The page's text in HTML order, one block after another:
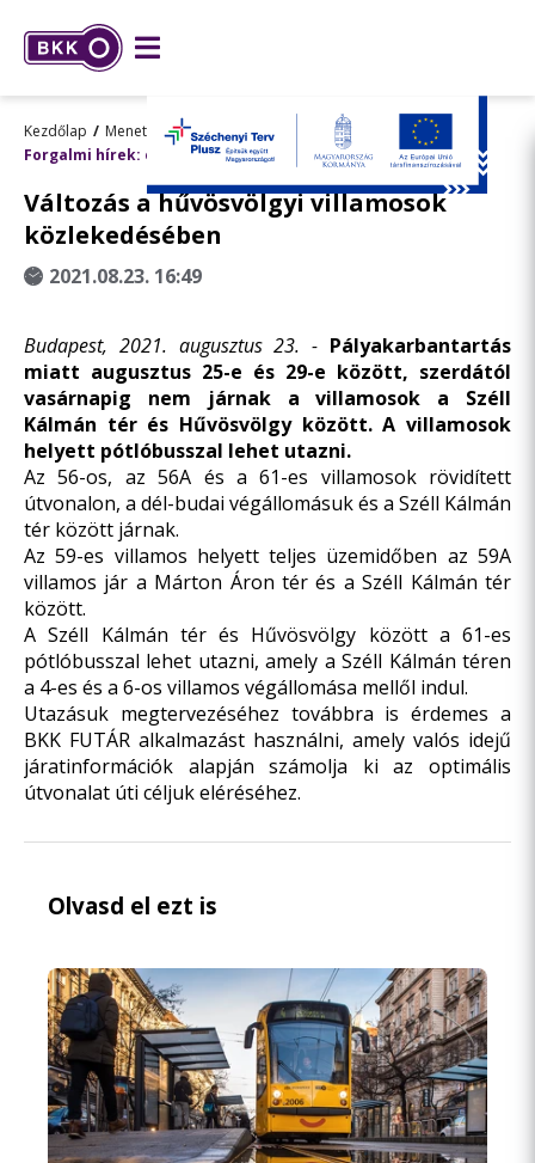
Kezdőlap
Menetrend, utazástervezés
Forgalmi hírek: előre tervezett változások
Változás a hűvösvölgyi villamosok
közlekedésében
2021.08.23. 16:49
Budapest, 2021. augusztus 23. - Pályakarbantartás
miatt augusztus 25-e és 29-e között, szerdától
vasárnapig nem járnak a villamosok a Széll
Kálmán tér és Hűvösvölgy között. A villamosok
helyett pótlóbusszal lehet utazni.
Az 56-os, az 56A és a 61-es villamosok rövidített
útvonalon, a dél-budai végállomásuk és a Széll Kálmán
tér között járnak.
Az 59-es villamos helyett teljes üzemidőben az 59A
villamos jár a Márton Áron tér és a Széll Kálmán tér
között.
A Széll Kálmán tér és Hűvösvölgy között a 61-es
pótlóbusszal lehet utazni, amely a Széll Kálmán téren
a 4-es és a 6-os villamos végállomása mellől indul.
Utazásuk megtervezéséhez továbbra is érdemes a
BKK FUTÁR alkalmazást használni, amely valós idejű
járatinformációk alapján számolja ki az optimális
útvonalat úti céljuk eléréséhez.
Olvasd el ezt is